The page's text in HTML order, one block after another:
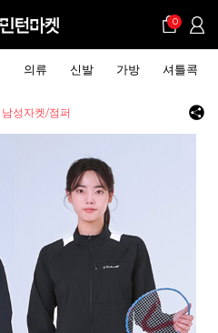
0
의류 신발 가방 셔틀콕
남성자켓/점퍼